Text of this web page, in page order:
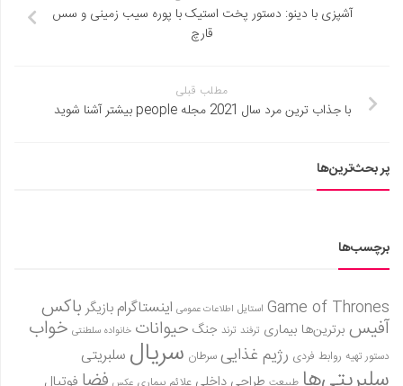
آشپزی با دینو: دستور پخت استیک با پوره سیب زمینی و سس
قارچ
مطلب قبلی
با جذاب ترین مرد سال 2021 مجله people بیشتر آشنا شوید
پر بحث‌ترین‌ها
برچسب‌ها
Game of Thrones استایل اطلاعات عمومی اینستاگرام بازیگر باکس
آفیس برترین‌ها بیماری ترفند ترند جنگ حیوانات خانواده سلطنتی خواب
دستور تهیه روابط فردی رژیم غذاییسرطان سریال سلبریتی